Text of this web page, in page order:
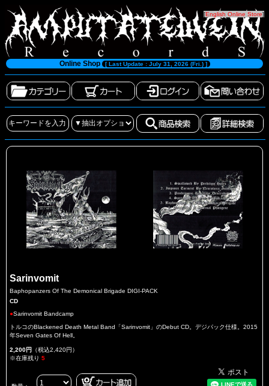
[English Online Store]
Online Shop [ Last Update : July 31, 2026 (Fri.) ]
Sarinvomit
Baphopanzers Of The Demonical Brigade DIGI-PACK
CD
●Sarinvomit Bandcamp
トルコのBlackened Death Metal Band「Sarinvomit」のDebut CD。デジパック仕様。2015
年Seven Gates Of Hell。
2,200円 （税込2,420円）
※在庫残り 5